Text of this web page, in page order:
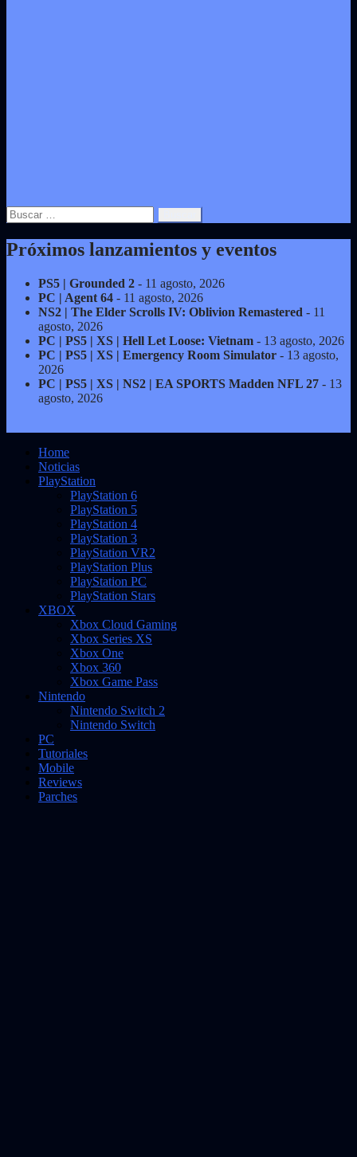
Buscar:
Próximos lanzamientos y eventos
PS5 | Grounded 2 - 11 agosto, 2026
PC | Agent 64 - 11 agosto, 2026
NS2 | The Elder Scrolls IV: Oblivion Remastered - 11
agosto, 2026
PC | PS5 | XS | Hell Let Loose: Vietnam - 13 agosto, 2026
PC | PS5 | XS | Emergency Room Simulator - 13 agosto,
2026
PC | PS5 | XS | NS2 | EA SPORTS Madden NFL 27 - 13
agosto, 2026
Home
Noticias
PlayStation
PlayStation 6
PlayStation 5
PlayStation 4
PlayStation 3
PlayStation VR2
PlayStation Plus
PlayStation PC
PlayStation Stars
XBOX
Xbox Cloud Gaming
Xbox Series XS
Xbox One
Xbox 360
Xbox Game Pass
Nintendo
Nintendo Switch 2
Nintendo Switch
PC
Tutoriales
Mobile
Reviews
Parches